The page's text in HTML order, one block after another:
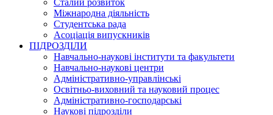
Міжнародна діяльність
Студентська рада
Асоціація випускників
ПІДРОЗДІЛИ
Навчально-наукові інститути та факультети
Навчально-наукові центри
Адміністративно-управлінські
Освітньо-виховний та науковий процес
Адміністративно-господарські
Наукові підрозділи